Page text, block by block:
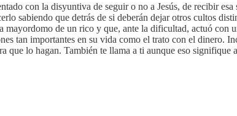
con la disyuntiva de seguir o no a Jesús, de recibir
sabiendo que detrás de si deberán dejar otros cultos
mayordomo de un rico y que, ante la dificultad, actuó
tan importantes en su vida como el trato con el dinero.
lo hagan. También te llama a ti aunque eso signifique